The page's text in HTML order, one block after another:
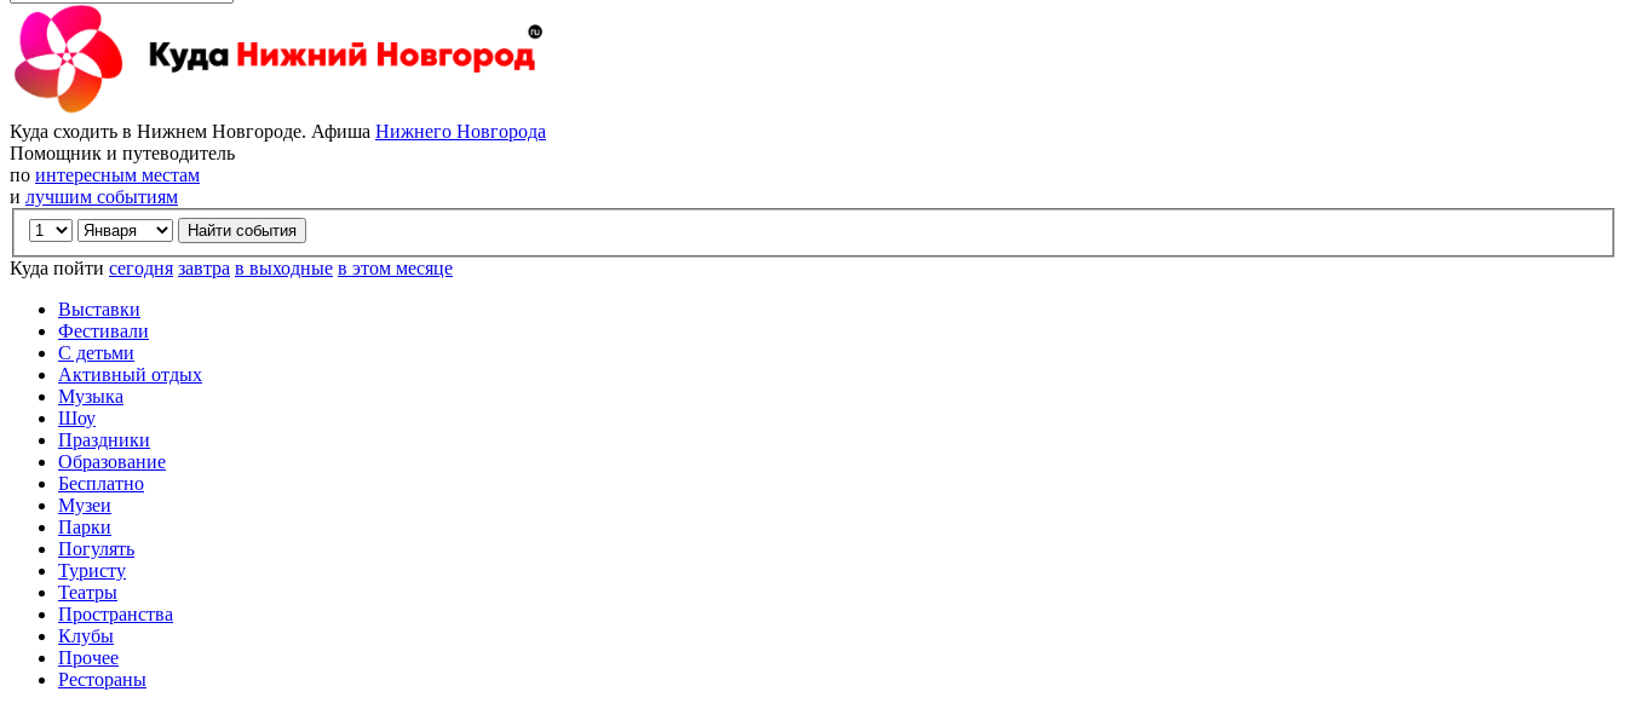
Куда сходить в Нижнем Новгороде. Афиша Нижнего Новгорода
Помощник и путеводитель
по интересным местам
и лучшим событиям
Куда пойти сегодня завтра в выходные в этом месяце
Выставки
Фестивали
С детьми
Активный отдых
Музыка
Шоу
Праздники
Образование
Бесплатно
Музеи
Парки
Погулять
Туристу
Театры
Пространства
Клубы
Прочее
Рестораны